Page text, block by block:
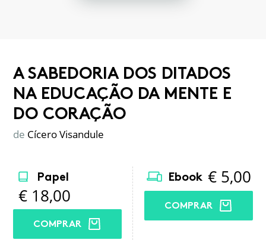
A SABEDORIA DOS DITADOS
NA EDUCAÇÃO DA MENTE E
DO CORAÇÃO
de Cícero Visandule
Papel
€ 18,00
COMPRAR
Ebook € 5,00
COMPRAR